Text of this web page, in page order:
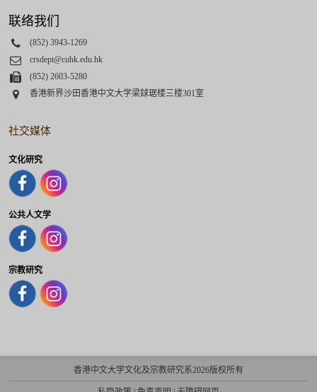
联络我们
Phone
(852) 3943-1269
Email
crsdept@cuhk.edu.hk
Fax(852) 2603-5280
Address
香港新界沙田香港中文大学梁銶琚楼三楼301室
社交媒体
文化研究
公共人文学
宗教研究
香港中文大学文化及宗教研究系2026版权所有